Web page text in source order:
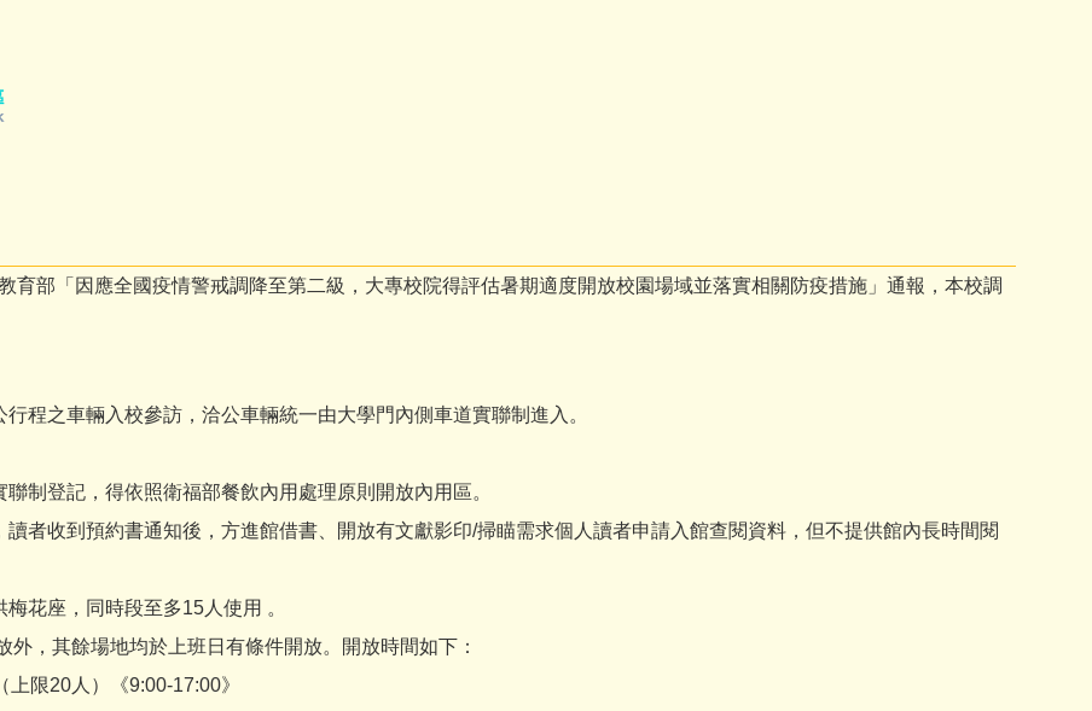
育部「因應全國疫情警戒調降至第二級，大專校院得評估暑期適度開放校園場域並落實相關防疫措施」通報，本校調
程之車輛入校參訪，洽公車輛統一由大學門內側車道實聯制進入。
制登記，得依照衛福部餐飲內用處理原則開放內用區。
者收到預約書通知後，方進館借書、開放有文獻影印/掃瞄需求個人讀者申請入館查閱資料，但不提供館內長時間閱
同時段至多15人使用 。
外，其餘場地均於上班日有條件開放。開放時間如下：
）《9:00-17:00》